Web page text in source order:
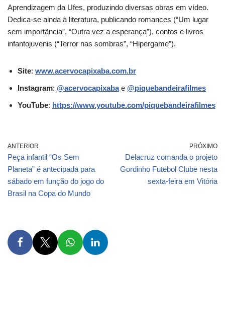
Aprendizagem da Ufes, produzindo diversas obras em vídeo.
Dedica-se ainda à literatura, publicando romances (“Um lugar
sem importância”, “Outra vez a esperança”), contos e livros
infantojuvenis (“Terror nas sombras”, “Hipergame”).
Site: www.acervocapixaba.com.br
Instagram: @acervocapixabae @piquebandeirafilmes
YouTube: https://www.youtube.com/piquebandeirafilmes
ANTERIOR
Peça infantil “Os Sem
Planeta” é antecipada para
sábado em função do jogo do
Brasil na Copa do Mundo
PRÓXIMO
Delacruz comanda o projeto
Gordinho Futebol Clube nesta
sexta-feira em Vitória